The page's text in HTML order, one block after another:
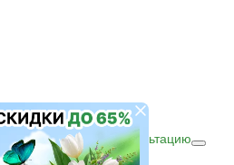
(МСК)Получить консультацию